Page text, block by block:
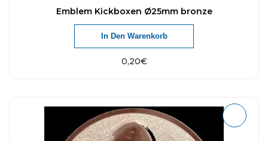
Emblem Kickboxen Ø25mm bronze
0,20€
In Den Warenkorb